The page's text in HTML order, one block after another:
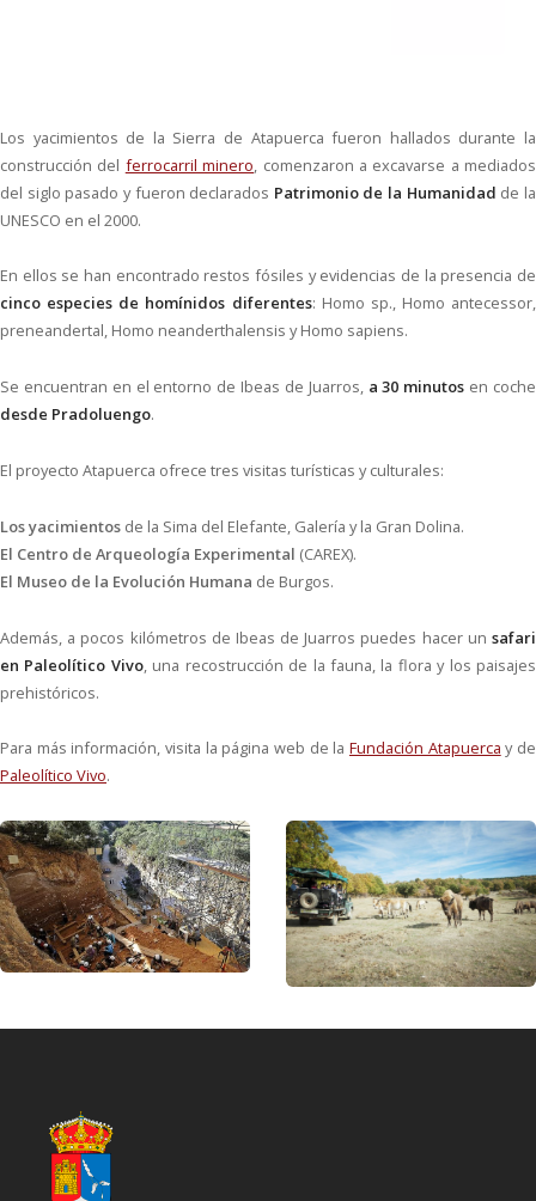
Los yacimientos de la Sierra de Atapuerca fueron hallados durante la
construcción del ferrocarril minero, comenzaron a excavarse a mediados
del siglo pasado y fueron declarados Patrimonio de la Humanidad de la
UNESCO en el 2000.
En ellos se han encontrado restos fósiles y evidencias de la presencia de
cinco especies de homínidos diferentes: Homo sp., Homo antecessor,
preneandertal, Homo neanderthalensis y Homo sapiens.
Se encuentran en el entorno de Ibeas de Juarros, a 30 minutos en coche
desde Pradoluengo.
El proyecto Atapuerca ofrece tres visitas turísticas y culturales:
Los yacimientos de la Sima del Elefante, Galería y la Gran Dolina.
El Centro de Arqueología Experimental (CAREX).
El Museo de la Evolución Humana de Burgos.
Además, a pocos kilómetros de Ibeas de Juarros puedes hacer un safari
en Paleolítico Vivo, una recostrucción de la fauna, la flora y los paisajes
prehistóricos.
Para más información, visita la página web de la Fundación Atapuerca y de
Paleolítico Vivo.